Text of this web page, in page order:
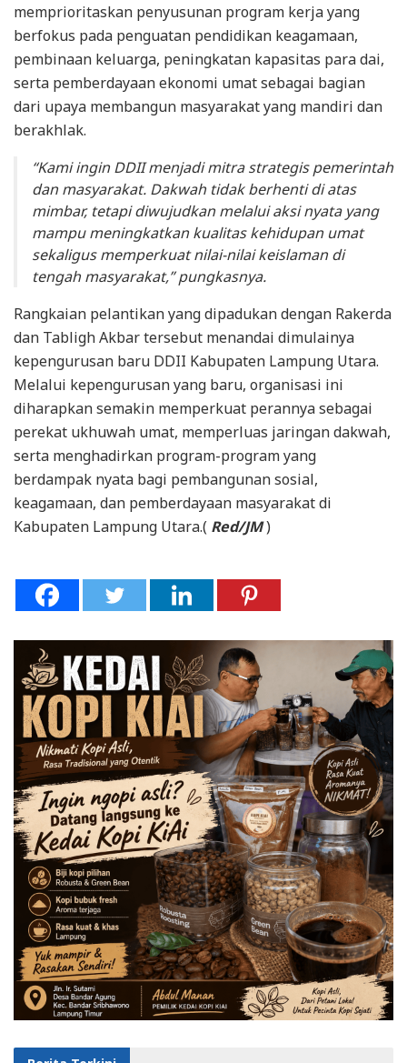
memprioritaskan penyusunan program kerja yang
berfokus pada penguatan pendidikan keagamaan,
pembinaan keluarga, peningkatan kapasitas para dai,
serta pemberdayaan ekonomi umat sebagai bagian
dari upaya membangun masyarakat yang mandiri dan
berakhlak.
“Kami ingin DDII menjadi mitra strategis pemerintah
dan masyarakat. Dakwah tidak berhenti di atas
mimbar, tetapi diwujudkan melalui aksi nyata yang
mampu meningkatkan kualitas kehidupan umat
sekaligus memperkuat nilai-nilai keislaman di
tengah masyarakat,” pungkasnya.
Rangkaian pelantikan yang dipadukan dengan Rakerda
dan Tabligh Akbar tersebut menandai dimulainya
kepengurusan baru DDII Kabupaten Lampung Utara.
Melalui kepengurusan yang baru, organisasi ini
diharapkan semakin memperkuat perannya sebagai
perekat ukhuwah umat, memperluas jaringan dakwah,
serta menghadirkan program-program yang
berdampak nyata bagi pembangunan sosial,
keagamaan, dan pemberdayaan masyarakat di
Kabupaten Lampung Utara.( Red/JM)